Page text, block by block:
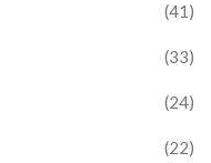
(41)
(33)
(24)
(22)